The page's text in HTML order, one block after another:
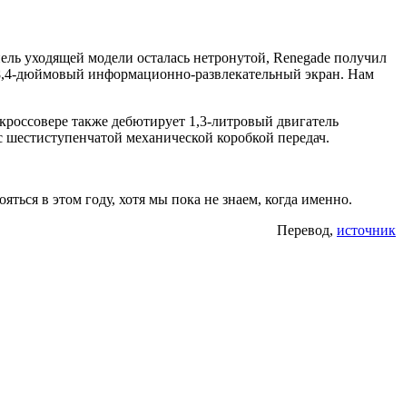
уходящей модели осталась нетронутой, Renegade получил
дюймовый информационно-развлекательный экран. Нам
также дебютирует 1,3-литровый двигатель
механической коробкой передач.
в этом году, хотя мы пока не знаем, когда именно.
Перевод, источник